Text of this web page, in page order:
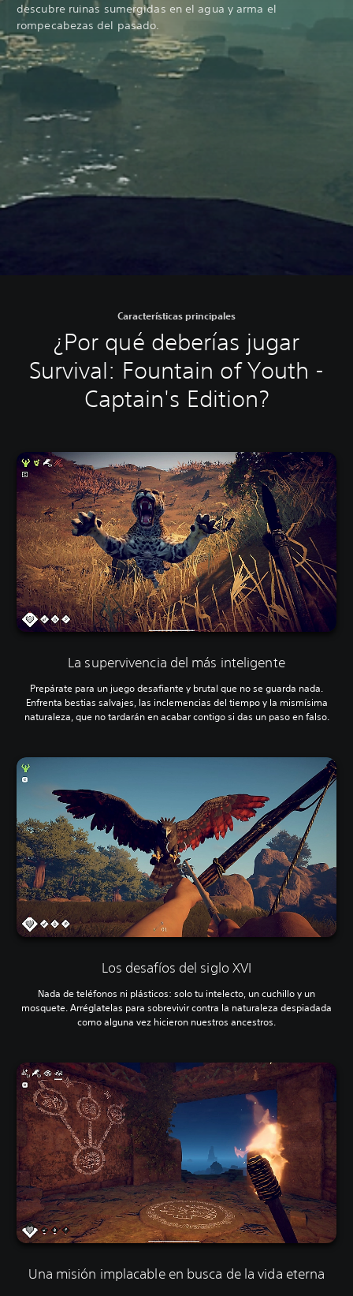
descubre ruinas sumergidas en el agua y arma el
rompecabezas del pasado.
Características principales
¿Por qué deberías jugar
Survival: Fountain of Youth -
Captain's Edition?
La supervivencia del más inteligente
Prepárate para un juego desafiante y brutal que no se guarda nada.
Enfrenta bestias salvajes, las inclemencias del tiempo y la mismísima
naturaleza, que no tardarán en acabar contigo si das un paso en falso.
Los desafíos del siglo XVI
Nada de teléfonos ni plásticos: solo tu intelecto, un cuchillo y un
mosquete. Arréglatelas para sobrevivir contra la naturaleza despiadada
como alguna vez hicieron nuestros ancestros.
Una misión implacable en busca de la vida eterna